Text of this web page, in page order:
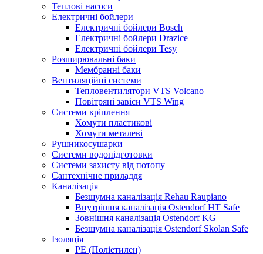
Теплові насоси
Електричні бойлери
Електричні бойлери Bosch
Електричні бойлери Drazice
Електричні бойлери Tesy
Розширювальні баки
Мембранні баки
Вентиляційні системи
Тепловентилятори VTS Volcano
Повітряні завіси VTS Wing
Системи кріплення
Хомути пластикові
Хомути металеві
Рушникосушарки
Системи водопідготовки
Системи захисту від потопу
Сантехнічне приладдя
Каналізація
Безшумна каналізація Rehau Raupiano
Внутрішня каналізація Ostendorf HT Safe
Зовнішня каналізація Ostendorf KG
Безшумна каналізація Ostendorf Skolan Safe
Ізоляція
PE (Поліетилен)